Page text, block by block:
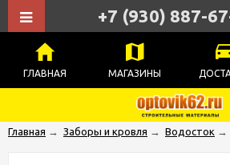
ГЛАВНАЯ МАГАЗИНЫ
+7 (930) 887-
Главная → Заборы и кровля → Водосток →